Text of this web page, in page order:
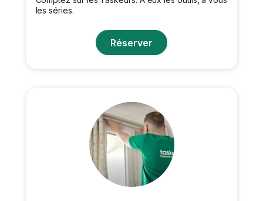
les séries.
Réserver